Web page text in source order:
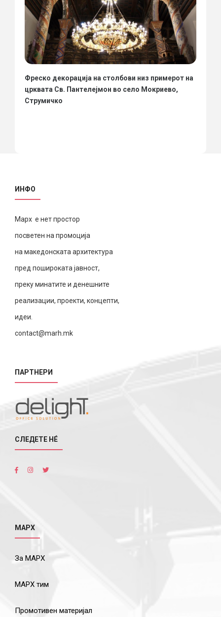
Фреско декорација на столбови низ примерот на
црквата Св. Пантелејмон во село Мокриево,
Струмичко
ИНФО
Марх е нет простор
посветен на промоција
на македонската архитектура
пред пошироката јавност,
преку минатите и денешните
реализации, проекти, концепти,
идеи.
contact@marh.mk
ПАРТНЕРИ
СЛЕДЕТЕ НÉ
МАРХ
За МАРХ
МАРХ тим
Промотивен материјал